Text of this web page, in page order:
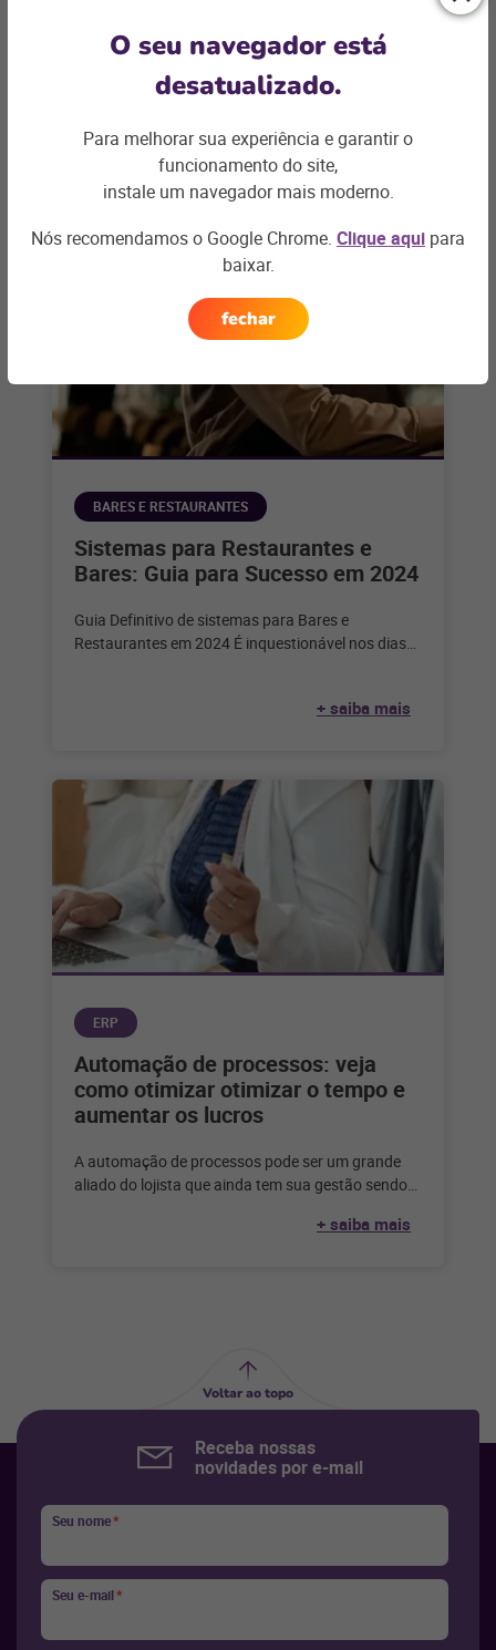
Maximize lucros na Black Friday:
guia completo para varejistas
mundo do varejo, marcando o início da temporada
de compras festivas
+ saiba mais
BARES E RESTAURANTES
Sistemas para Restaurantes e
Bares: Guia para Sucesso em 2024
Guia Definitivo de sistemas para Bares e
Restaurantes em 2024 É inquestionável nos dias
+ saiba mais
ERP
Automação de processos: veja
como otimizar otimizar o tempo e
aumentar os lucros
A automação de processos pode ser um grande
aliado do lojista que ainda tem sua gestão sendo
+ saiba mais
O seu navegador está
desatualizado.
Para melhorar sua experiência e garantir o
funcionamento do site,
instale um navegador mais moderno.
Nós recomendamos o Google Chrome. Clique aqui para
baixar.
fechar
Voltar ao topo
Receba nossas
novidades por e-mail
Seu nome*
Seu e-mail*